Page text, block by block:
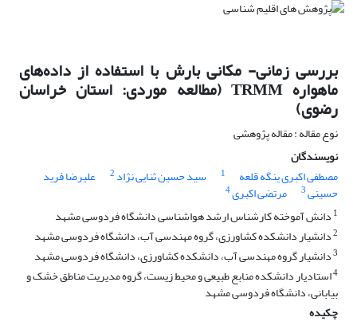
بررسی زمانی- مکانی بارش با استفاده از داده‌های
ماهواره‌ TRMM (مطالعه موردی: استان خراسان
رضوی)
نوع مقاله : مقاله پژوهشی
نویسندگان
مصطفی اکبری ینگه قلعه
1 سید حسین ثنایی نژاد 2 علیرضا فرید
حسینی3 مرتضی اکبری4
1 دانش آموخته کارشناس ارشد هواشناسی دانشگاه فردوسی مشهد
2دانشیار دانشکده کشاورزی، گروه مهندسی آب، دانشگاه فردوسی مشهد
3دانشیار گروه مهندسی آب، دانشکده کشاورزی، دانشگاه فردوسی مشهد
4استادیار دانشکده منابع طبیعی و محیط زیست، گروه مدیریت مناطق خشک و
بیابانی، دانشگاه فردوسی مشهد
چکیده